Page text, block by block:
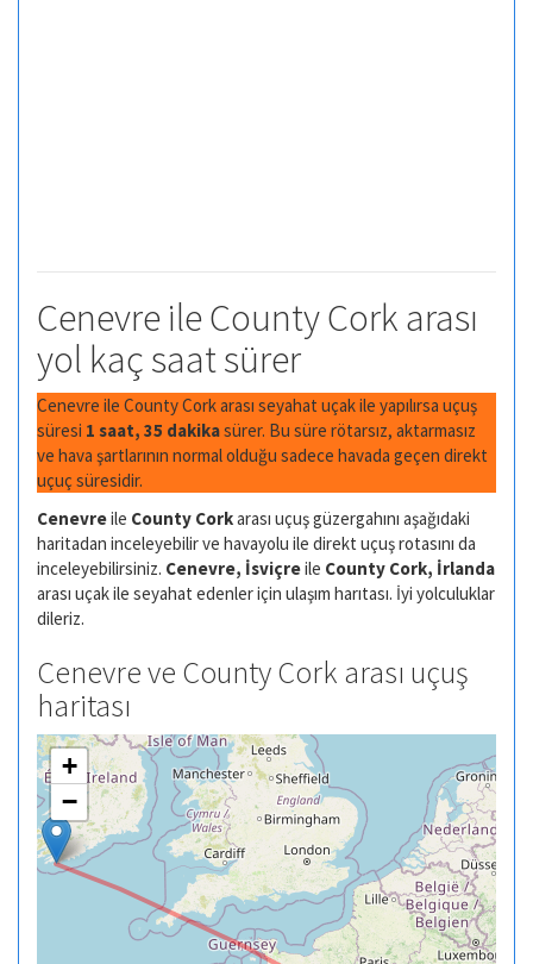
Cenevre ile County Cork arası
yol kaç saat sürer
Cenevre ile County Cork arası seyahat uçak ile yapılırsa uçuş
süresi 1 saat, 35 dakikasürer. Bu süre rötarsız, aktarmasız
ve hava şartlarının normal olduğu sadece havada geçen direkt
uçuç süresidir.
Cenevreile County Corkarası uçuş güzergahını aşağıdaki
haritadan inceleyebilir ve havayolu ile direkt uçuş rotasını da
inceleyebilirsiniz. Cenevre, İsviçreile County Cork, İrlanda
arası uçak ile seyahat edenler için ulaşım harıtası. İyi yolculuklar
dileriz.
Cenevre ve County Cork arası uçuş
haritası
+
−